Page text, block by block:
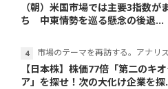
（朝）米国市場では主要3指数が
ち 中東情勢を巡る懸念の後退...
市場のテーマを再訪する。アナリストが読み解くテー
【日本株】株価77倍「第二のキ
ア」を探せ！次の大化け企業を探